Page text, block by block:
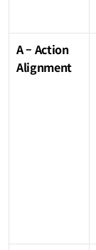
A – Action
Alignment